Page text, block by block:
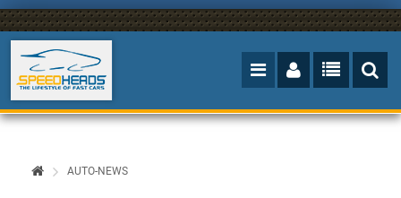
AUTO-NEWS